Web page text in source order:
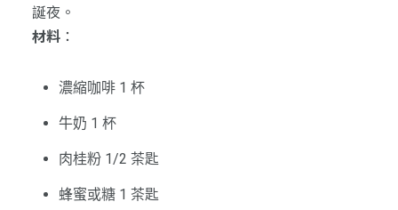
誕夜。
材料：
濃縮咖啡 1 杯
牛奶 1 杯
肉桂粉 1/2 茶匙
蜂蜜或糖 1 茶匙